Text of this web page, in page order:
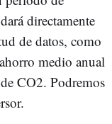
directamente
de datos, como
medio anual
CO2. Podremos